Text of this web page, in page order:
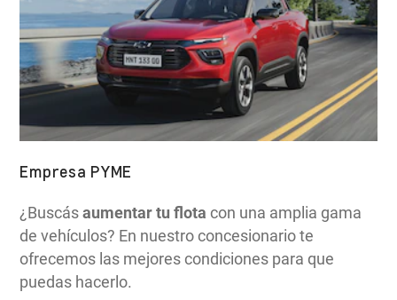
Empresa PYME
¿Buscásaumentar tu flota con una amplia gama
de vehículos? En nuestro concesionario te
ofrecemos las mejores condiciones para que
puedas hacerlo.